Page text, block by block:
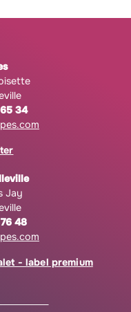
34
Jay
48
- label premium